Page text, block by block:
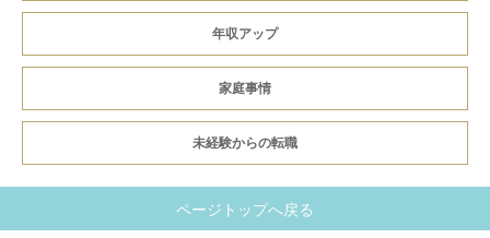
年収アップ
家庭事情
未経験からの転職
ページトップへ戻る